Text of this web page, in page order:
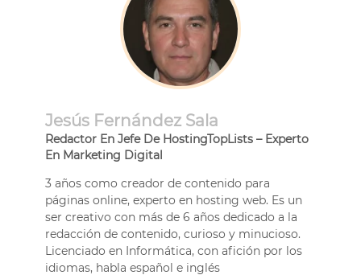
Jesús Fernández Sala
Redactor En Jefe De HostingTopLists – Experto
En Marketing Digital
3 años como creador de contenido para
páginas online, experto en hosting web. Es un
ser creativo con más de 6 años dedicado a la
redacción de contenido, curioso y minucioso.
Licenciado en Informática, con afición por los
idiomas, habla español e inglés